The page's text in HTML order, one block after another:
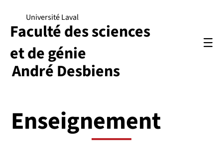
André Desbiens
Université Laval
Faculté des sciences
et de génie
Enseignement